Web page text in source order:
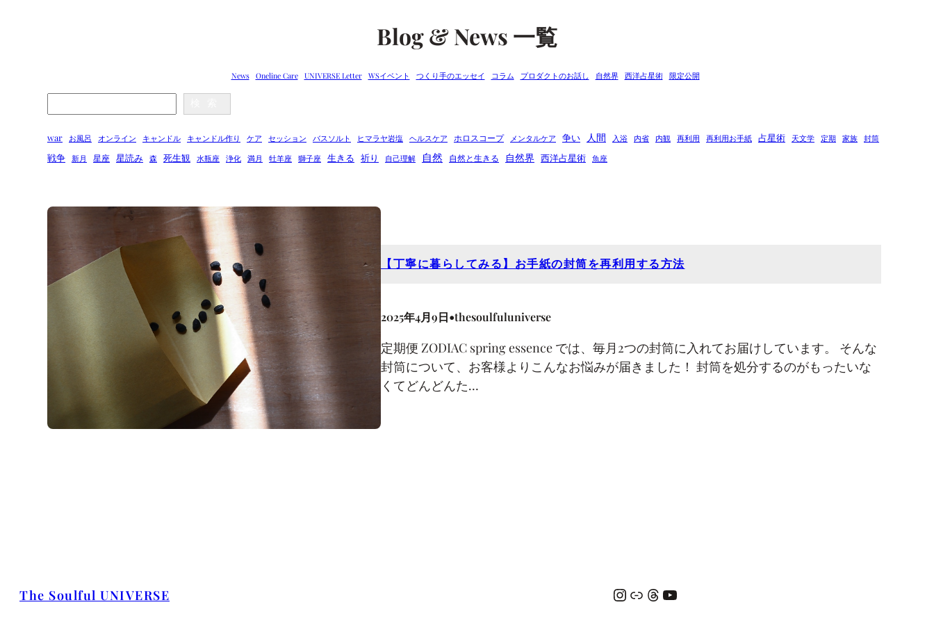
Blog & News 一覧
News Oneline Care UNIVERSE Letter WSイベント つくり手のエッセイ コラム プロダクトのお話し 自然界 西洋占星術 限定公開
war お風呂 オンライン キャンドル キャンドル作り ケア セッション バスソルト ヒマラヤ岩塩 ヘルスケア ホロスコープ メンタルケア 争い 人間 入浴 内省 内観 再利用 再利用お手紙 占星術 天文学 定期 家族 封筒
戦争 新月 星座 星読み 森 死生観 水瓶座 浄化 満月 牡羊座 獅子座 生きる 祈り 自己理解 自然 自然と生きる 自然界 西洋占星術 魚座
【丁寧に暮らしてみる】お手紙の封筒を再利用する方法
2025年4月9日•thesoulfuluniverse
定期便 ZODIAC spring essence では、毎月2つの封筒に入れてお届けしています。 そんな
封筒について、お客様よりこんなお悩みが届きました！ 封筒を処分するのがもったいな
くてどんどんた…
The Soulful UNIVERSE Instagram リンク Threads YouTube